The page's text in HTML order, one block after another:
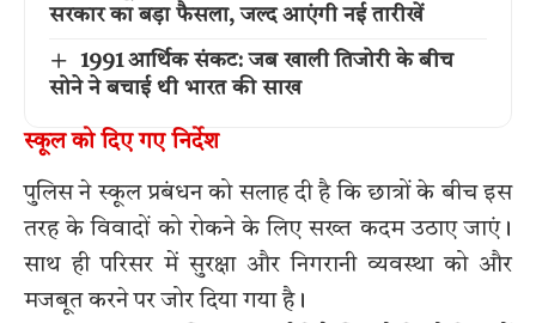
सरकार का बड़ा फैसला, जल्द आएंगी नई तारीखें
1991 आर्थिक संकट: जब खाली तिजोरी के बीच
सोने ने बचाई थी भारत की साख
स्कूल को दिए गए निर्देश
पुलिस ने स्कूल प्रबंधन को सलाह दी है कि छात्रों के बीच इस
तरह के विवादों को रोकने के लिए सख्त कदम उठाए जाएं।
साथ ही परिसर में सुरक्षा और निगरानी व्यवस्था को और
मजबूत करने पर जोर दिया गया है।